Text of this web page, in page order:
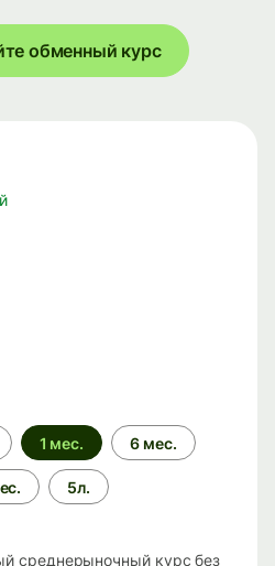
обменный курс
1 мес. 6 мес.
5л.
среднерыночный курс без